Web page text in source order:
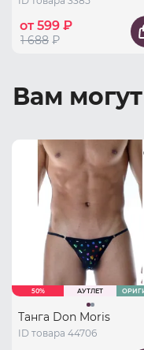
от 599 ₽
1 688 ₽
Вам
50% АУТЛЕТ
Танга Don Moris
ID товара 44706